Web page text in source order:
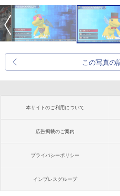
この写真の
本サイトのご利用について
広告掲載のご案内
プライバシーポリシー
インプレスグループ